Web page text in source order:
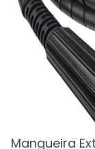
Mangueira